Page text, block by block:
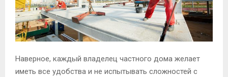
Наверное, каждый владелец частного дома желает
иметь все удобства и не испытывать сложностей с